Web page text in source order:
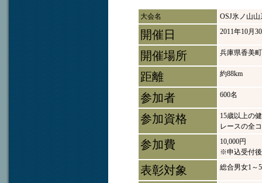
大会名 OSJ氷ノ山
開催日 2011年10月
開催場所 兵庫県香美
距離 約88km
参加者 600名
参加資格
15歳以上の
レースの全
参加費
10,000円
※申込受付後
表彰対象 総合男女1～